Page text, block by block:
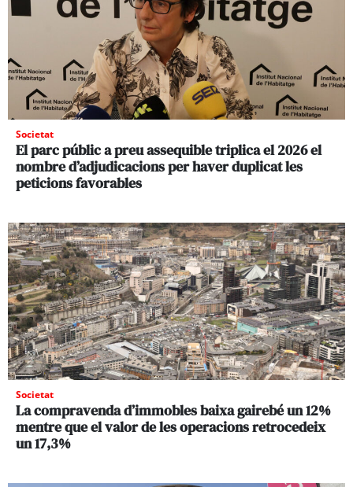
Societat
El parc públic a preu assequible triplica el 2026 el
nombre d’adjudicacions per haver duplicat les
peticions favorables
Societat
La compravenda d’immobles baixa gairebé un 12%
mentre que el valor de les operacions retrocedeix
un 17,3%